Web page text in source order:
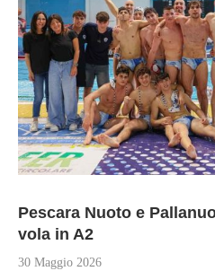
Pescara Nuoto e
vola in A2
30 Maggio 2026